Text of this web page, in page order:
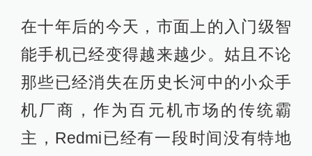
在十年后的今天，市面上的入门级智
能手机已经变得越来越少。姑且不论
那些已经消失在历史长河中的小众手
机厂商，作为百元机市场的传统霸
主，Redmi已经有一段时间没有特地